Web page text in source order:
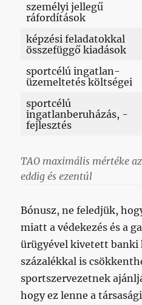
személyi jellegű
ráfordítások
képzési feladatokkal
összefüggő kiadások
sportcélú ingatlan-
üzemeltetés költségei
sportcélú
ingatlanberuházás, -
fejlesztés
TAO maximális mértéke
eddig és ezentúl
Bónusz, ne feledjük,
miatt a védekezés és a
ürügyével kivetett banki
százalékkal is
sportszervezetnek
hogy ez lenne a